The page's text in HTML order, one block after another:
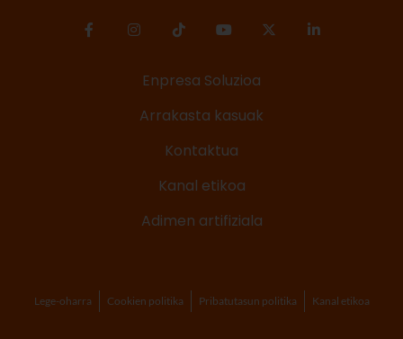
Enpresa Soluzioa
Arrakasta kasuak
Kontaktua
Kanal etikoa
Adimen artifiziala
Lege-oharra Cookien politika Pribatutasun politika Kanal etikoa